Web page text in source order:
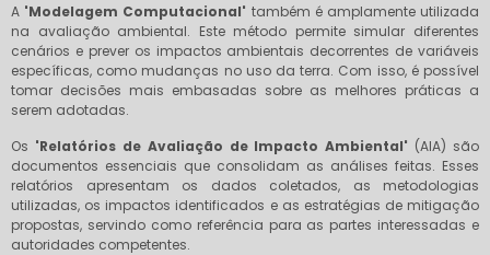
A 'Modelagem Computacional' também é amplamente utilizada
na avaliação ambiental. Este método permite simular diferentes
cenários e prever os impactos ambientais decorrentes de variáveis
específicas, como mudanças no uso da terra. Com isso, é possível
tomar decisões mais embasadas sobre as melhores práticas a
serem adotadas.
Os 'Relatórios de Avaliação de Impacto Ambiental' (AIA) são
documentos essenciais que consolidam as análises feitas. Esses
relatórios apresentam os dados coletados, as metodologias
utilizadas, os impactos identificados e as estratégias de mitigação
propostas, servindo como referência para as partes interessadas e
autoridades competentes.